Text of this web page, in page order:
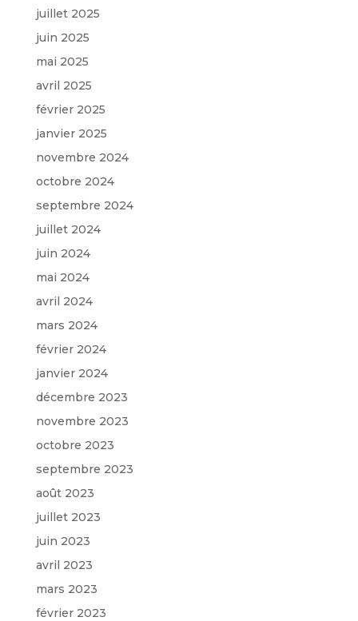
juillet 2025
juin 2025
mai 2025
avril 2025
février 2025
janvier 2025
novembre 2024
octobre 2024
septembre 2024
juillet 2024
juin 2024
mai 2024
avril 2024
mars 2024
février 2024
janvier 2024
décembre 2023
novembre 2023
octobre 2023
septembre 2023
août 2023
juillet 2023
juin 2023
avril 2023
mars 2023
février 2023